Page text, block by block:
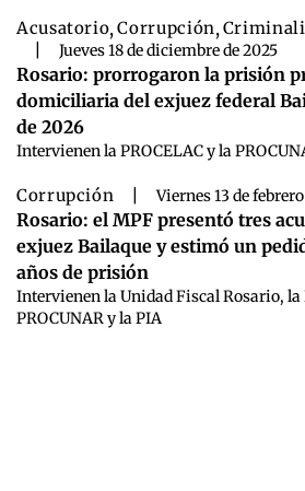
Acusatorio, Corrupción,
Jueves 18 de diciembre de 2025
Rosario: prorrogaron la prisión
domiciliaria del exjuez federal
de 2026
Intervienen la PROCELAC y la
Corrupción Viernes 13 de
Rosario: el MPF presentó tres
exjuez Bailaque y estimó un
años de prisión
Intervienen la Unidad Fiscal Rosario, la
PROCUNAR y la PIA